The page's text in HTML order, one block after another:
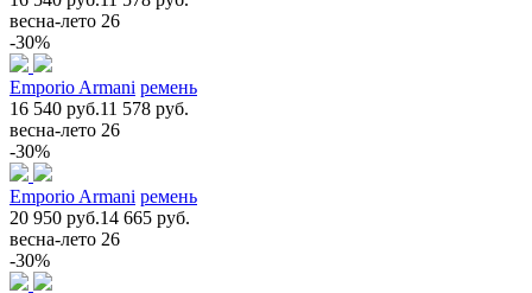
весна-лето 26
-30%
Emporio Armani ремень
16 540 руб.11 578 руб.
весна-лето 26
-30%
Emporio Armani ремень
20 950 руб.14 665 руб.
весна-лето 26
-30%